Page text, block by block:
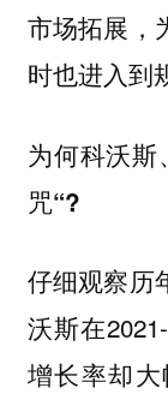
市场拓展，
时也进入到
为何科沃斯
咒“?
仔细观察历
沃斯在
增长率却